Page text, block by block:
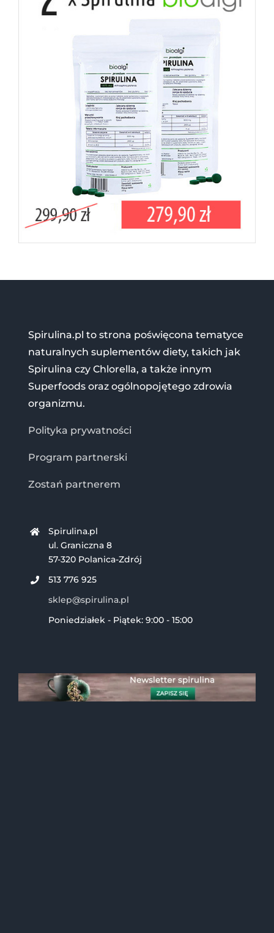
Spirulina.pl to strona poświęcona tematyce
naturalnych suplementów diety, takich jak
Spirulina czy Chlorella, a także innym
Superfoods oraz ogólnopojętego zdrowia
organizmu.
Polityka prywatności
Program partnerski
Zostań partnerem
Spirulina.pl
ul. Graniczna 8
57-320 Polanica-Zdrój
513 776 925
sklep@spirulina.pl
Poniedziałek - Piątek: 9:00 - 15:00